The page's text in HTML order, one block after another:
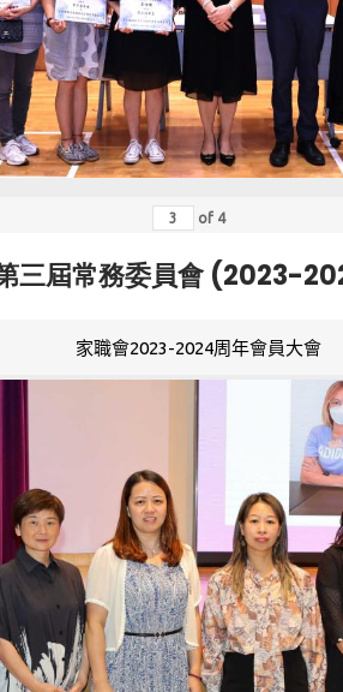
of 4
三屆常務委員會 (2023-
家職會2023-2024周年會員大會